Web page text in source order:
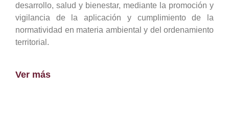
desarrollo, salud y bienestar, mediante la promoción y
vigilancia de la aplicación y cumplimiento de la
normatividad en materia ambiental y del ordenamiento
territorial.
Ver más